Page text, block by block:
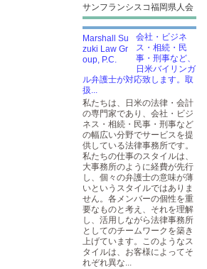
サンフランシスコ福岡県人会
会社・ビジネ
ス・相続・民
事・刑事など、
日米バイリンガ
ル弁護士が対応致します。取
扱...
私たちは、日米の法律・会計
の専門家であり、会社・ビジ
ネス・相続・民事・刑事など
の幅広い分野でサービスを提
供している法律事務所です。
私たちの仕事のスタイルは、
大事務所のように経費が先行
し、個々の弁護士の意味が薄
いというスタイルではありま
せん。各メンバーの個性を重
要なものと考え、それを理解
し、活用しながら法律事務所
としてのチームワークを築き
上げています。このようなス
タイルは、お客様によってそ
れぞれ異な...